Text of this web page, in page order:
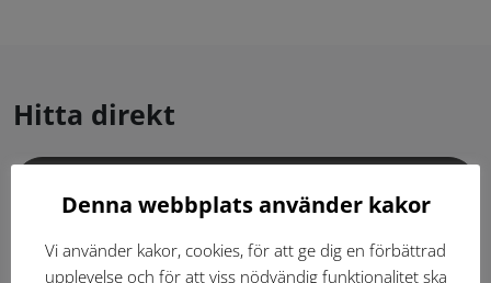
Hitta direkt
Dokumentbibliotek Kontaktlista
Denna webbplats använder kakor
Vi använder kakor, cookies, för att ge dig en förbättrad
upplevelse och för att viss nödvändig funktionalitet ska